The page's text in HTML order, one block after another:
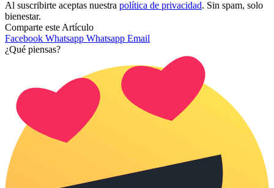
Al suscribirte aceptas nuestra política de privacidad. Sin spam, solo
bienestar.
Comparte este Artículo
Facebook Whatsapp Whatsapp Email
¿Qué piensas?